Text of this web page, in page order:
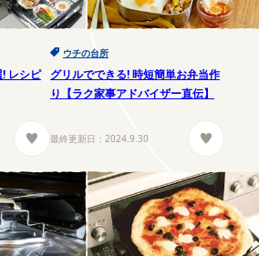
レシピ
ウチの台所
グリルでできる! 時短簡単お弁当作
り【ラク家事アドバイザー直伝】
最終更新日： 2024.9.30